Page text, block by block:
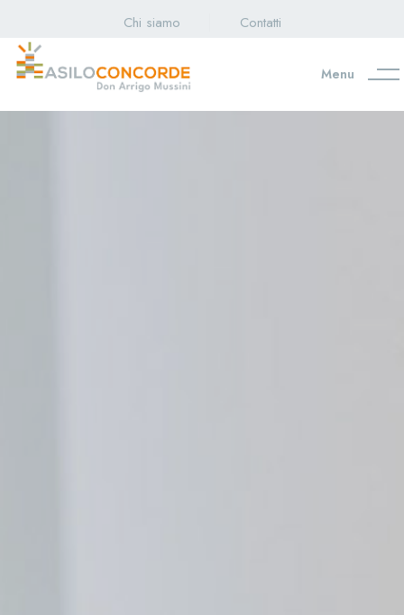
Chi siamo Contatti
Menu